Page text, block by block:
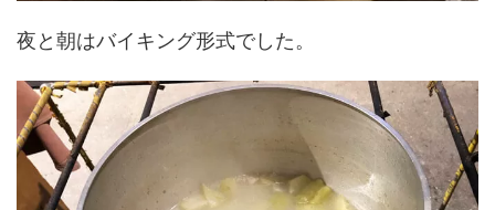
夜と朝はバイキング形式でした。